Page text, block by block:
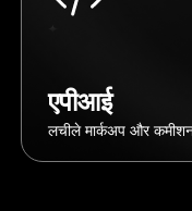
एपीआई
लचीले मार्कअप और